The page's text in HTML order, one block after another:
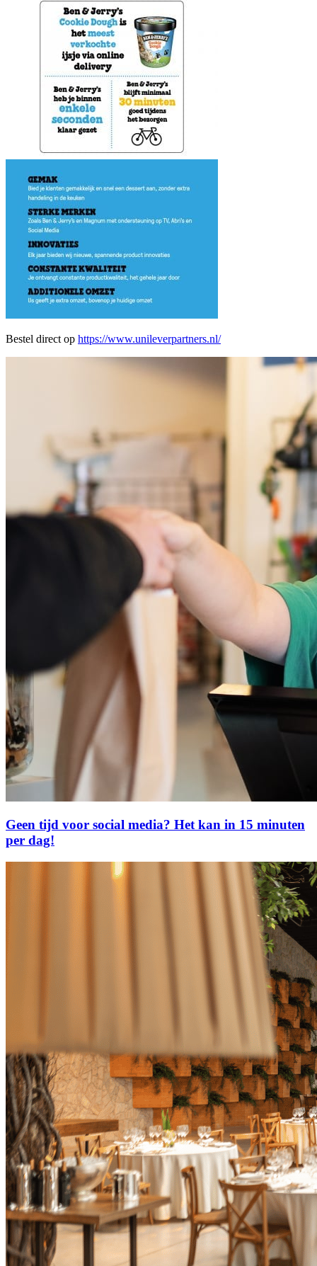
Bestel direct op https://www.unileverpartners.nl/
Geen tijd voor social media? Het kan in 15 minuten
per dag!